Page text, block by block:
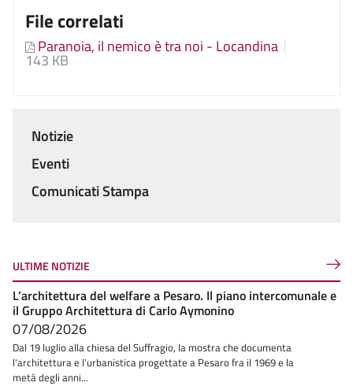
File correlati
Paranoia, il nemico è tra noi - Locandina
143 KB
Menu
Notizie
Eventi
Comunicati Stampa
ULTIME NOTIZIE
L’architettura del welfare a Pesaro. Il piano intercomunale e
il Gruppo Architettura di Carlo Aymonino
07/08/2026
Dal 19 luglio alla chiesa del Suffragio, la mostra che documenta
l'architettura e l’urbanistica progettate a Pesaro fra il 1969 e la
metà degli anni...